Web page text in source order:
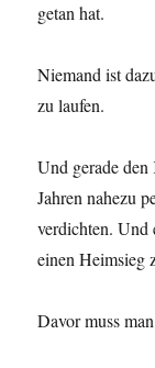
getan hat.
Niemand ist
zu laufen.
Und gerade
Jahren nahezu
verdichten. Und
einen Heimsieg
Davor muss